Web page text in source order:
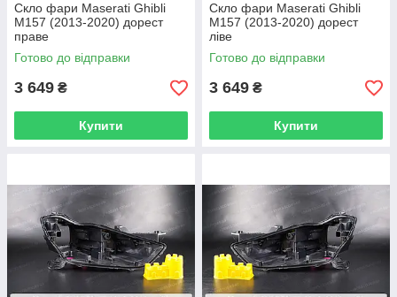
Скло фари Maserati Ghibli
M157 (2013-2020) дорест
праве
Готово до відправки
3 649 ₴
Купити
Скло фари Maserati Ghibli
M157 (2013-2020) дорест
ліве
Готово до відправки
3 649 ₴
Купити